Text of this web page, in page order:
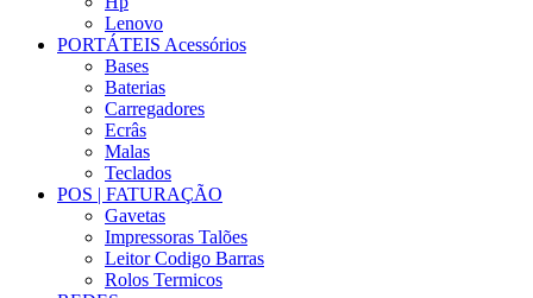
Lenovo
PORTÁTEIS Acessórios
Bases
Baterias
Carregadores
Ecrâs
Malas
Teclados
POS | FATURAÇÃO
Gavetas
Impressoras Talões
Leitor Codigo Barras
Rolos Termicos